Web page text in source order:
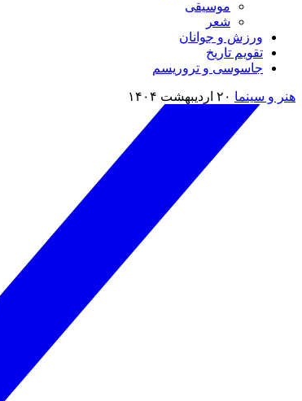
موسیقی
شعر
ورزش و جوانان
تقویم تاريخ
جاسوسی و تروریسم
هنر و سینما ۲۰ اردیبهشت ۱۴۰۴